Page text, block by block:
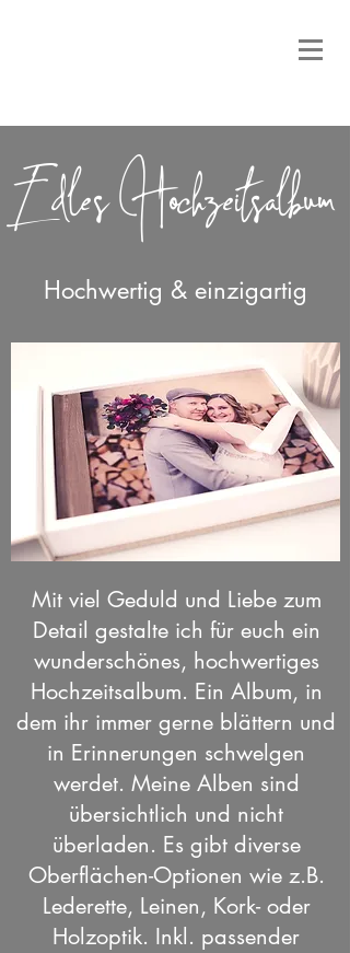
Edles Hochzeitsalbum
Hochwertig & einzigartig
Mit viel Geduld und Liebe zum
Detail gestalte ich für euch ein
wunderschönes, hochwertiges
Hochzeitsalbum. Ein Album, in
dem ihr immer gerne blättern und
in Erinnerungen schwelgen
werdet. Meine Alben sind
übersichtlich und nicht
überladen. Es gibt diverse
Oberflächen-Optionen wie z.B.
Lederette, Leinen, Kork- oder
Holzoptik. Inkl. passender